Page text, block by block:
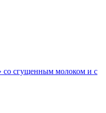
со сгущенным молоком и с